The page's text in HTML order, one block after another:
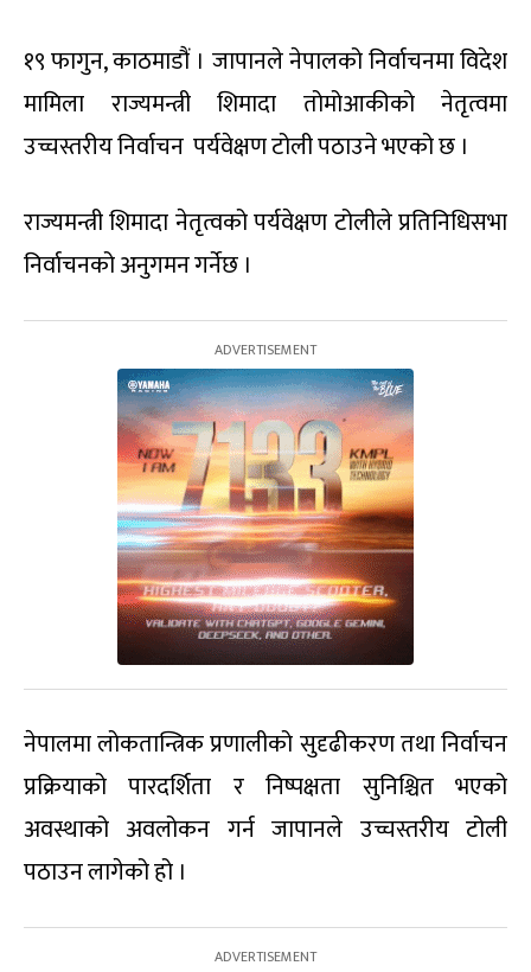
१९ फागुन, काठमाडौं । जापानले नेपालको निर्वाचनमा विदेश
मामिला राज्यमन्त्री शिमादा तोमोआकीको नेतृत्वमा
उच्चस्तरीय निर्वाचन पर्यवेक्षण टोली पठाउने भएको छ ।
राज्यमन्त्री शिमादा नेतृत्वको पर्यवेक्षण टोलीले प्रतिनिधिसभा
निर्वाचनको अनुगमन गर्नेछ ।
नेपालमा लोकतान्त्रिक प्रणालीको सुदृढीकरण तथा निर्वाचन
प्रक्रियाको पारदर्शिता र निष्पक्षता सुनिश्चित भएको
अवस्थाको अवलोकन गर्न जापानले उच्चस्तरीय टोली
पठाउन लागेको हो ।